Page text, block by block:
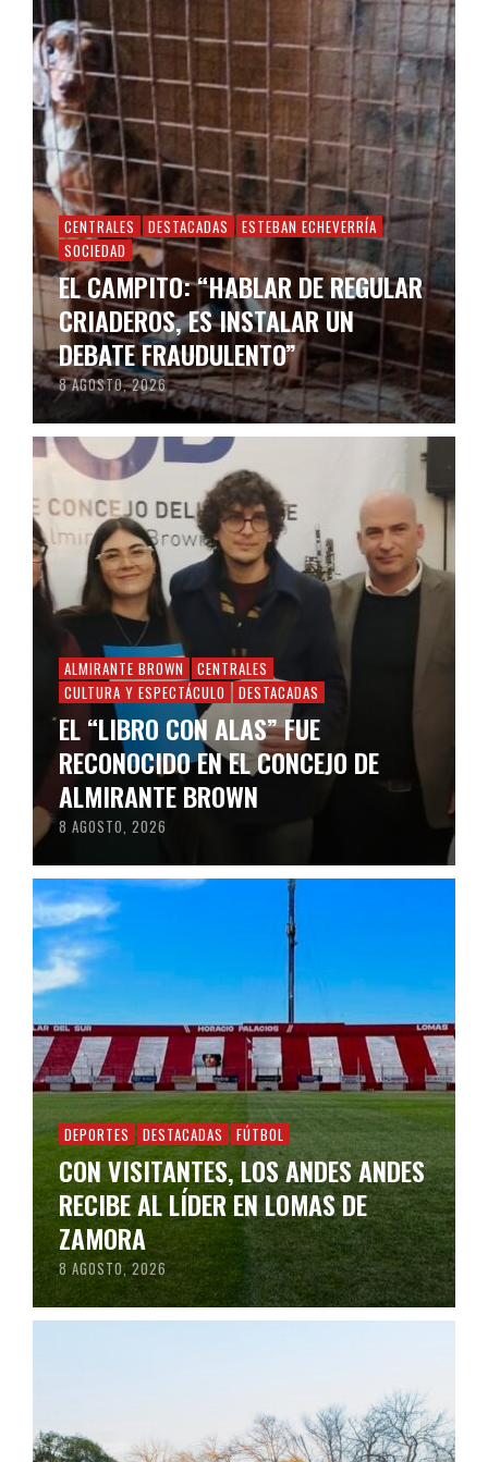
CENTRALES DESTACADAS
ESTEBAN ECHEVERRÍA
SOCIEDAD
EL CAMPITO: “HABLAR DE REGULAR
CRIADEROS, ES INSTALAR UN
DEBATE FRAUDULENTO”
8 AGOSTO, 2026
ALMIRANTE BROWN
CENTRALES
CULTURA Y ESPECTÁCULO
DESTACADAS
EL “LIBRO CON ALAS” FUE
RECONOCIDO EN EL CONCEJO DE
ALMIRANTE BROWN
8 AGOSTO, 2026
DEPORTES DESTACADAS FÚTBOL
CON VISITANTES, LOS ANDES ANDES
RECIBE AL LÍDER EN LOMAS DE
ZAMORA
8 AGOSTO, 2026